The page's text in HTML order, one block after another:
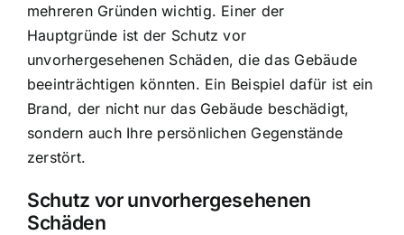
mehreren Gründen wichtig. Einer der
Hauptgründe ist der Schutz vor
unvorhergesehenen Schäden, die das Gebäude
beeinträchtigen könnten. Ein Beispiel dafür ist ein
Brand, der nicht nur das Gebäude beschädigt,
sondern auch Ihre persönlichen Gegenstände
zerstört.
Schutz vor unvorhergesehenen
Schäden